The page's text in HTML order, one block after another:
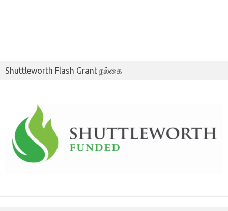
Shuttleworth Flash Grant நல்கை